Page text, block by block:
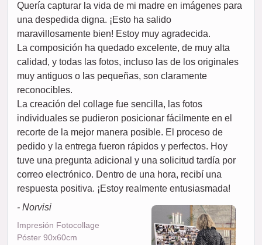
Quería capturar la vida de mi madre en imágenes para
una despedida digna. ¡Esto ha salido
maravillosamente bien! Estoy muy agradecida.
La composición ha quedado excelente, de muy alta
calidad, y todas las fotos, incluso las de los originales
muy antiguos o las pequeñas, son claramente
reconocibles.
La creación del collage fue sencilla, las fotos
individuales se pudieron posicionar fácilmente en el
recorte de la mejor manera posible. El proceso de
pedido y la entrega fueron rápidos y perfectos. Hoy
tuve una pregunta adicional y una solicitud tardía por
correo electrónico. Dentro de una hora, recibí una
respuesta positiva. ¡Estoy realmente entusiasmada!
- Norvisi
Impresión Fotocollage
Póster 90x60cm